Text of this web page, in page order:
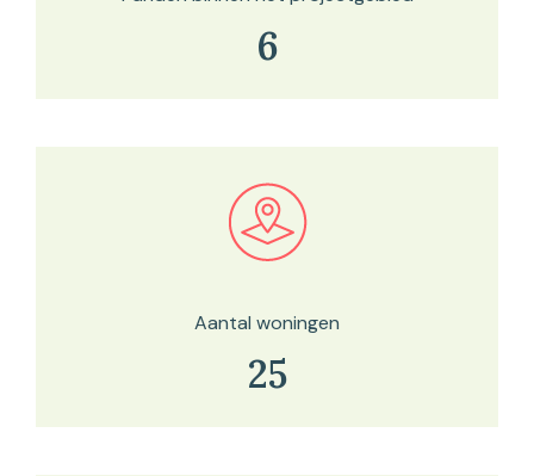
6
Bekijk in onze kaartviewer
Aantal woningen
25